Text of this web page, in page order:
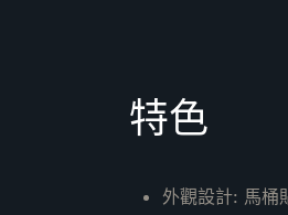
特色
外觀設計: 馬桶